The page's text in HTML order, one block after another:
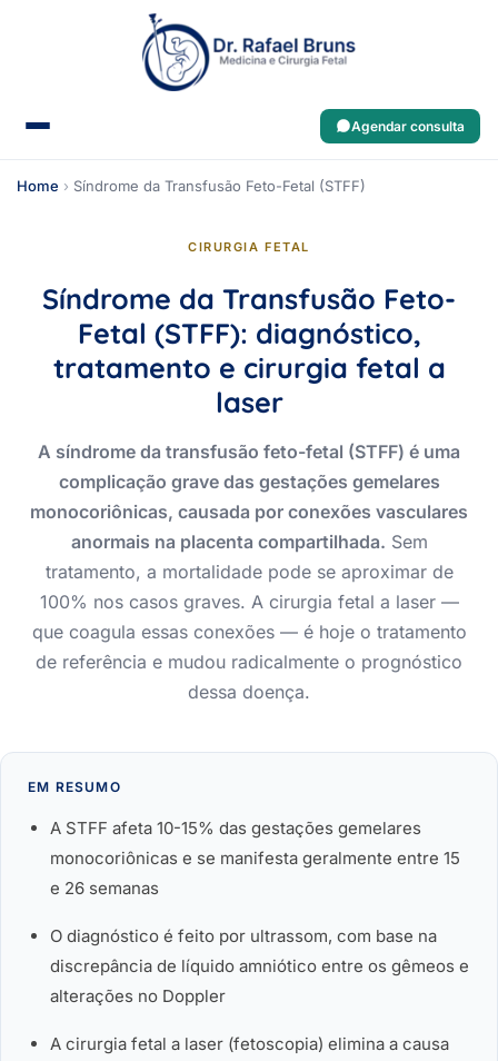
Agendar consulta
Home › Síndrome da Transfusão Feto-Fetal (STFF)
CIRURGIA FETAL
Síndrome da Transfusão Feto-
Fetal (STFF): diagnóstico,
tratamento e cirurgia fetal a
laser
A síndrome da transfusão feto-fetal (STFF) é uma
complicação grave das gestações gemelares
monocoriônicas, causada por conexões vasculares
anormais na placenta compartilhada. Sem
tratamento, a mortalidade pode se aproximar de
100% nos casos graves. A cirurgia fetal a laser —
que coagula essas conexões — é hoje o tratamento
de referência e mudou radicalmente o prognóstico
dessa doença.
EM RESUMO
A STFF afeta 10-15% das gestações gemelares
monocoriônicas e se manifesta geralmente entre 15
e 26 semanas
O diagnóstico é feito por ultrassom, com base na
discrepância de líquido amniótico entre os gêmeos e
alterações no Doppler
A cirurgia fetal a laser (fetoscopia) elimina a causa